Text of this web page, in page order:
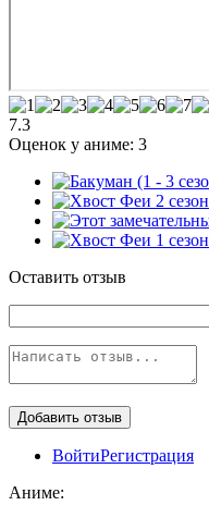
7.3
Оценок у аниме: 3
Оставить отзыв
ВойтиРегистрация
Аниме: